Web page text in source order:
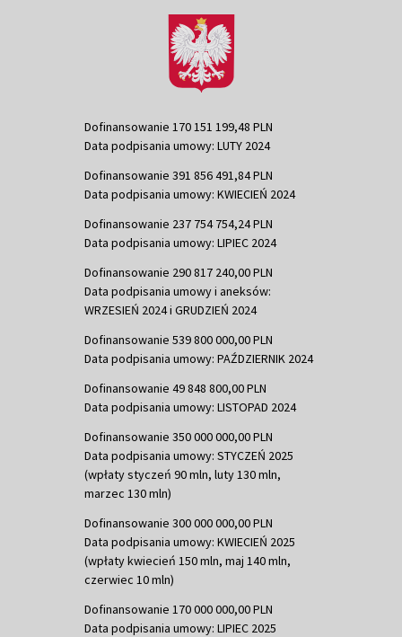
Dofinansowanie 170 151 199,48 PLN
Data podpisania umowy: LUTY 2024
Dofinansowanie 391 856 491,84 PLN
Data podpisania umowy: KWIECIEŃ 2024
Dofinansowanie 237 754 754,24 PLN
Data podpisania umowy: LIPIEC 2024
Dofinansowanie 290 817 240,00 PLN
Data podpisania umowy i aneksów:
WRZESIEŃ 2024 i GRUDZIEŃ 2024
Dofinansowanie 539 800 000,00 PLN
Data podpisania umowy: PAŹDZIERNIK 2024
Dofinansowanie 49 848 800,00 PLN
Data podpisania umowy: LISTOPAD 2024
Dofinansowanie 350 000 000,00 PLN
Data podpisania umowy: STYCZEŃ 2025
(wpłaty styczeń 90 mln, luty 130 mln,
marzec 130 mln)
Dofinansowanie 300 000 000,00 PLN
Data podpisania umowy: KWIECIEŃ 2025
(wpłaty kwiecień 150 mln, maj 140 mln,
czerwiec 10 mln)
Dofinansowanie 170 000 000,00 PLN
Data podpisania umowy: LIPIEC 2025